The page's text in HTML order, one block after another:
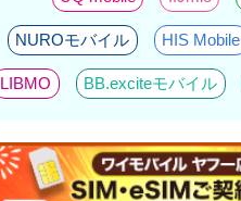
NUROモバイル HIS Mobile
LIBMO BB.exciteモバイル